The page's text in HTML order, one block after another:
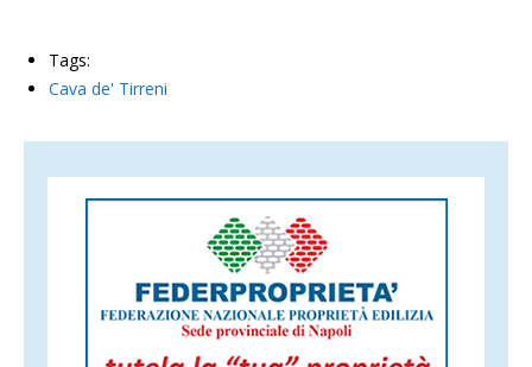
Tags:
Cava de' Tirreni